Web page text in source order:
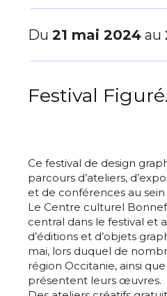
Du 21 mai 2024 au
Festival
Ce festival de design
parcours d’ateliers,
et de conférences au
Le Centre culturel
central dans le festival et
d’éditions et d’objets
mai, lors duquel de
région Occitanie, ainsi
présentent leurs œuvres.